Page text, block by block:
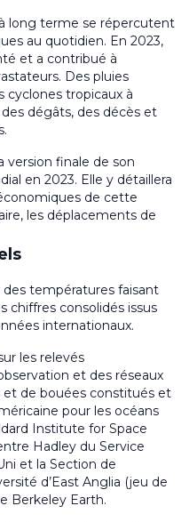
long terme se répercutent
au quotidien. En 2023,
et a contribué à
Des pluies
cyclones tropicaux à
dégâts, des décès et
version finale de son
en 2023. Elle y détaillera
de cette
les déplacements de
températures faisant
chiffres consolidés issus
internationaux.
les relevés
et des réseaux
de bouées constitués et
pour les océans
Institute for Space
Hadley du Service
et la Section de
d’East Anglia (jeu de
Berkeley Earth.